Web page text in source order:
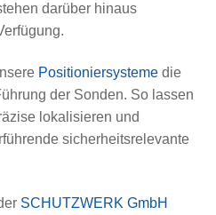
darüber hinaus
Positioniersystemedie
der Sonden. So lassen
lokalisieren und
sicherheitsrelevante
SCHUTZWERK GmbH